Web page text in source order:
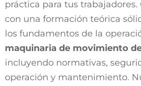
práctica para tus
con una formación teórica
los fundamentos de la
maquinaria de movimiento
incluyendo normativas,
operación y mantenimiento.